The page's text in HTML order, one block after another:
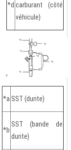
*d carburant (côté
véhicule)
*a SST (durite)
*b
SST (bande de
durite)